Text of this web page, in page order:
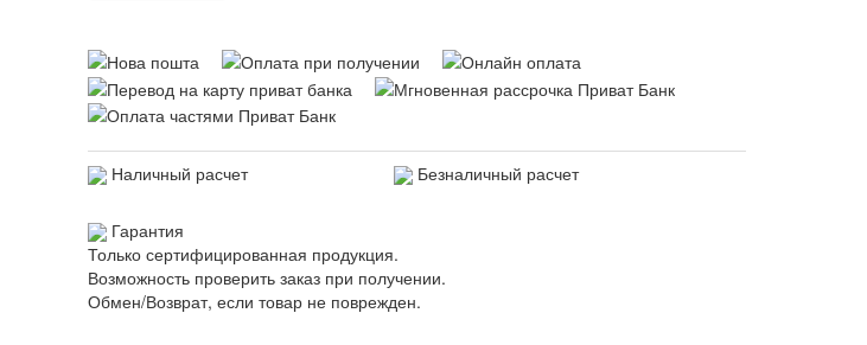
Наличный расчет Безналичный расчет
Гарантия
Только сертифицированная продукция.
Возможность проверить заказ при получении.
Обмен/Возврат, если товар не поврежден.